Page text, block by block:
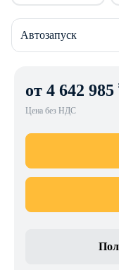
Автозапуск
от 4 642 985
Цена без НДС